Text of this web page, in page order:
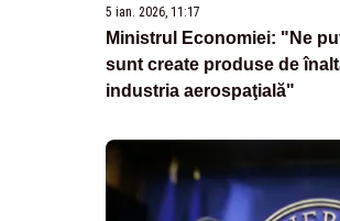
5 ian. 2026, 11:17
Ministrul Economiei: "Ne
sunt create produse de
industria aerospaţială"